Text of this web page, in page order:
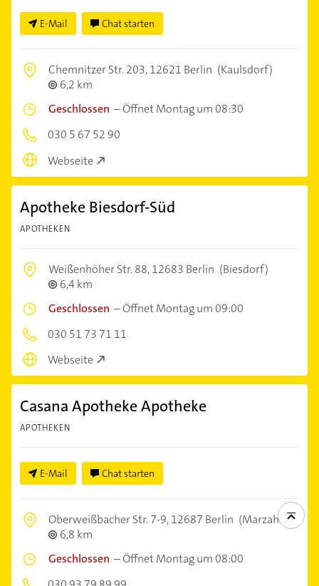
E-Mail Chat starten
Chemnitzer Str. 203,12621 Berlin (Kaulsdorf)
6,2 km
Geschlossen –Öffnet Montag um 08:30
030 5 67 52 90
Webseite
Apotheke Biesdorf-Süd
APOTHEKEN
Weißenhöher Str. 88,12683 Berlin (Biesdorf)
6,4 km
Geschlossen –Öffnet Montag um 09:00
030 51 73 71 11
Webseite
Casana Apotheke Apotheke
APOTHEKEN
E-Mail Chat starten
Oberweißbacher Str. 7-9,12687 Berlin (Marzahn)
6,8 km
Geschlossen –Öffnet Montag um 08:00